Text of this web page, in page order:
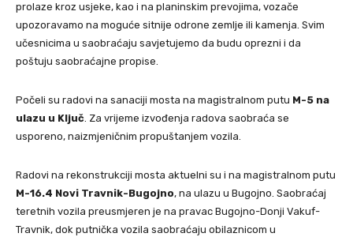
prolaze kroz usjeke, kao i na planinskim prevojima, vozače
upozoravamo na moguće sitnije odrone zemlje ili kamenja. Svim
učesnicima u saobraćaju savjetujemo da budu oprezni i da
poštuju saobraćajne propise.
Počeli su radovi na sanaciji mosta na magistralnom putu M-5 na
ulazu u Ključ. Za vrijeme izvođenja radova saobraća se
usporeno, naizmjeničnim propuštanjem vozila.
Radovi na rekonstrukciji mosta aktuelni su i na magistralnom putu
M-16.4 Novi Travnik-Bugojno, na ulazu u Bugojno. Saobraćaj
teretnih vozila preusmjeren je na pravac Bugojno-Donji Vakuf-
Travnik, dok putnička vozila saobraćaju obilaznicom u